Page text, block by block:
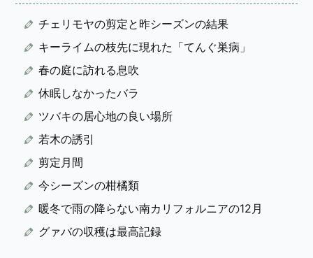
チェリモヤの剪定と昨シーズンの結果
キーライムの枝先に現れた「てんぐ巣病」
春の庭に訪れる息吹
休眠しなかったバラ
ツバキの居心地の良い場所
若木の誘引
剪定月間
今シーズンの柑橘類
暖冬で雨の降らない南カリフォルニアの12月
グァバの収穫は最高記録